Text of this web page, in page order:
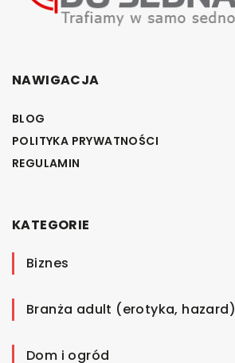
NAWIGACJA
BLOG
POLITYKA PRYWATNOŚCI
REGULAMIN
KATEGORIE
Biznes
Branża adult (erotyka, hazard)
Dom i ogród